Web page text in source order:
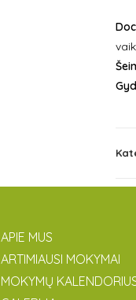
APIE MUS
ARTIMIAUSI MOKYMAI
MOKYMŲ